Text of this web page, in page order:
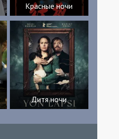
Красные ночи
Дитя ночи